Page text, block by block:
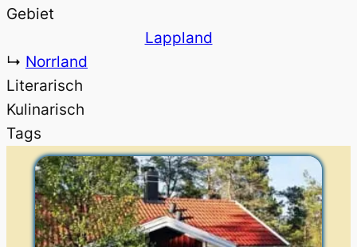
Gebiet
Lappland
↳ Norrland
Literarisch
Kulinarisch
Tags